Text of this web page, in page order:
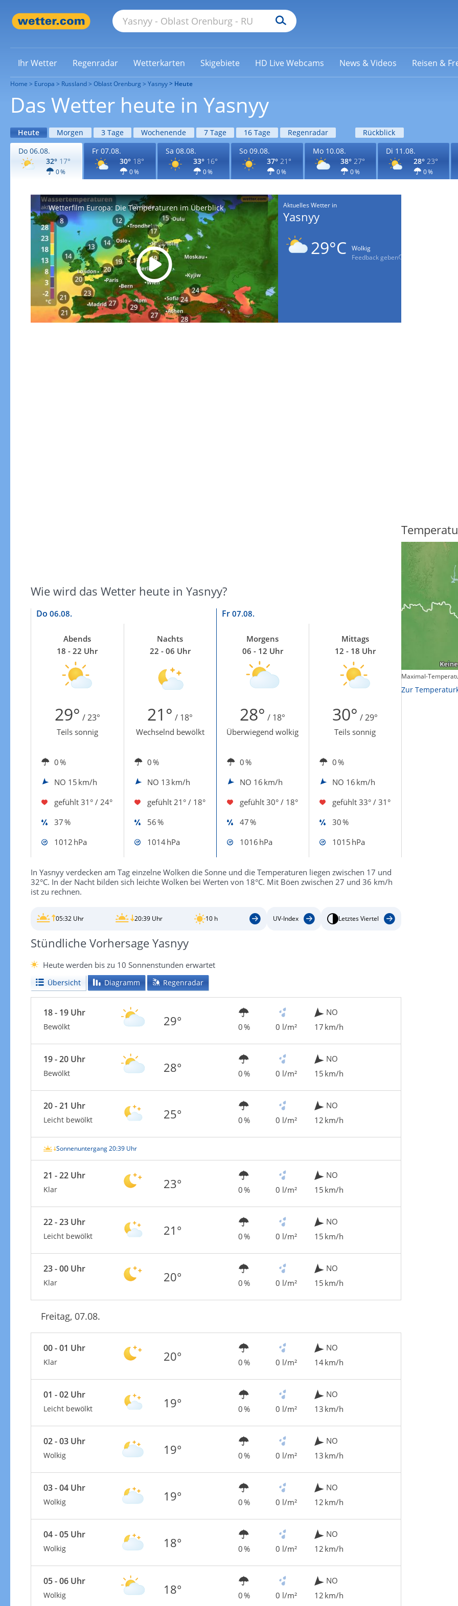
Ihr Wetter Regenradar Wetterkarten Skigebiete HD Live Webcams News & Videos Reisen &
Home Europa Russland Oblast Orenburg Yasnyy Heute
Das Wetter heute in Yasnyy
Heute Morgen 3 Tage Wochenende 7 Tage 16 Tage Regenradar
Rückblick
Do 06.08.
32° 17°
0 %
Fr 07.08.
30° 18°
0 %
Sa 08.08.
33° 16°
0 %
So 09.08.
37° 21°
0 %
Mo 10.08.
38° 27°
0 %
Di 11.08.
28° 23°
0 %
Wetterfilm Europa: Die Temperaturen im Überblick Aktuelles Wetter in
Yasnyy
29°C
Wolkig
Feedback geben
Wie wird das Wetter heute in Yasnyy?
Do 06.08. Fr 07.08.
Abends
18 - 22 Uhr
Nachts
22 - 06 Uhr
Morgens
06 - 12 Uhr
Mittags
12 - 18 Uhr
29° / 23° 21° / 18° 28° / 18° 30° / 29°
Teils sonnig Wechselnd bewölkt Überwiegend wolkig Teils sonnig
0 % 0 % 0 %
0 %
NO 15 km/h NO 13 km/h NO 16 km/h NO 16 km/h
gefühlt 31° / 24° gefühlt 21° / 18° gefühlt 30° / 18° gefühlt 33° / 31°
37 %
56 % 47 %
30 %
1012 hPa
1014 hPa 1016 hPa 1015 hPa
In Yasnyy verdecken am Tag einzelne Wolken die Sonne und die Temperaturen liegen zwischen 17 und
32°C. In der Nacht bilden sich leichte Wolken bei Werten von 18°C. Mit Böen zwischen 27 und 36 km/h
ist zu rechnen.
05:32 Uhr 20:39 Uhr 10 h UV-Index Letztes Viertel
Stündliche Vorhersage Yasnyy
Heute werden bis zu 10 Sonnenstunden erwartet
Übersicht Diagramm Regenradar
18 - 19 Uhr
Bewölkt 29° 0 % 0 l/m²
NO
17 km/h
19 - 20 Uhr
Bewölkt 28° 0 % 0 l/m²
NO
15 km/h
20 - 21 Uhr
Leicht bewölkt 25° 0 % 0 l/m²
NO
12 km/h
Sonnenuntergang 20:39 Uhr
21 - 22 Uhr
Klar 23° 0 % 0 l/m²
NO
15 km/h
22 - 23 Uhr
Leicht bewölkt 21° 0 % 0 l/m²
NO
15 km/h
23 - 00 Uhr
Klar 20° 0 % 0 l/m²
NO
15 km/h
Freitag, 07.08.
00 - 01 Uhr
Klar 20° 0 % 0 l/m²
NO
14 km/h
01 - 02 Uhr
Leicht bewölkt 19° 0 % 0 l/m²
NO
13 km/h
02 - 03 Uhr
Wolkig 19° 0 % 0 l/m²
NO
13 km/h
03 - 04 Uhr
Wolkig 19° 0 % 0 l/m²
NO
12 km/h
04 - 05 Uhr
Wolkig 18° 0 % 0 l/m²
NO
12 km/h
05 - 06 Uhr
Wolkig 18° 0 % 0 l/m²
NO
12 km/h
Gewitterrisiko in 3h
Zur Gewitterrisikokarte
Zum animierten Regenradar Maximal-
Zur